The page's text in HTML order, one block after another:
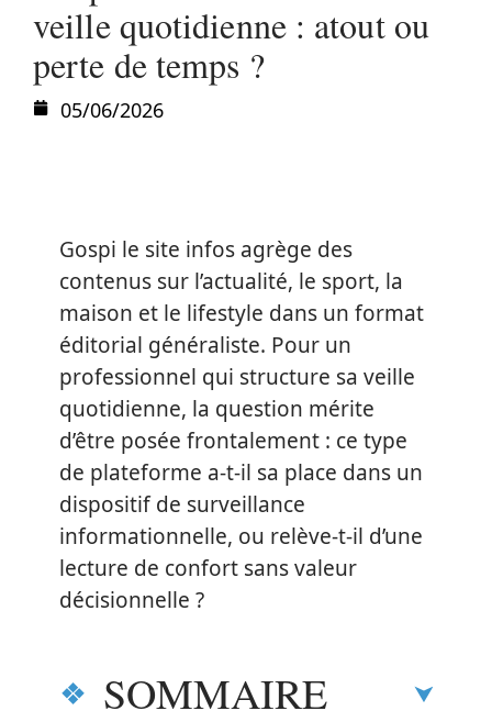
veille quotidienne : atout ou
perte de temps ?
05/06/2026
Gospi le site infos agrège des
contenus sur l’actualité, le sport, la
maison et le lifestyle dans un format
éditorial généraliste. Pour un
professionnel qui structure sa veille
quotidienne, la question mérite
d’être posée frontalement : ce type
de plateforme a-t-il sa place dans un
dispositif de surveillance
informationnelle, ou relève-t-il d’une
lecture de confort sans valeur
décisionnelle ?
SOMMAIRE